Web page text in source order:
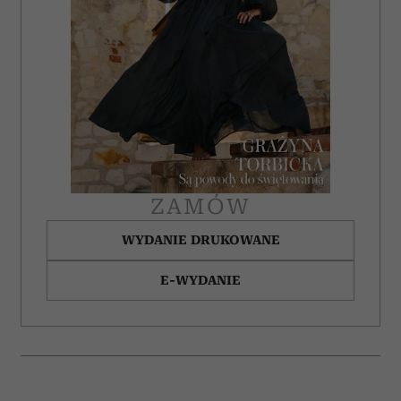
społecznościowym, reklamowym i analitycznym.
Partnerzy mogą połączyć te informacje z innymi danymi
otrzymanymi od Ciebie lub uzyskanymi podczas
korzystania z ich usług.
ZAMÓW
WYDANIE DRUKOWANE
E-WYDANIE